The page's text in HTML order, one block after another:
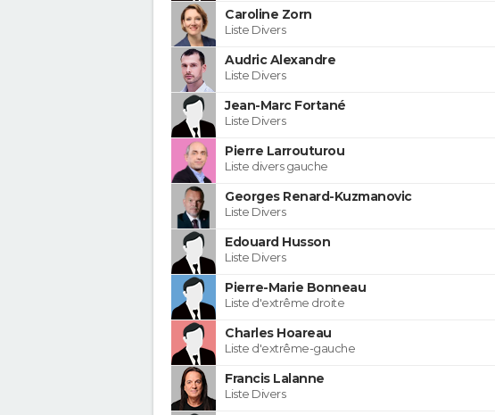
Caroline Zorn
Liste Divers
Audric Alexandre
Liste Divers
Jean-Marc Fortané
Liste Divers
Pierre Larrouturou
Liste divers gauche
Georges Renard-Kuzmanovic
Liste Divers
Edouard Husson
Liste Divers
Pierre-Marie Bonneau
Liste d'extrême droite
Charles Hoareau
Liste d'extrême-gauche
Francis Lalanne
Liste Divers